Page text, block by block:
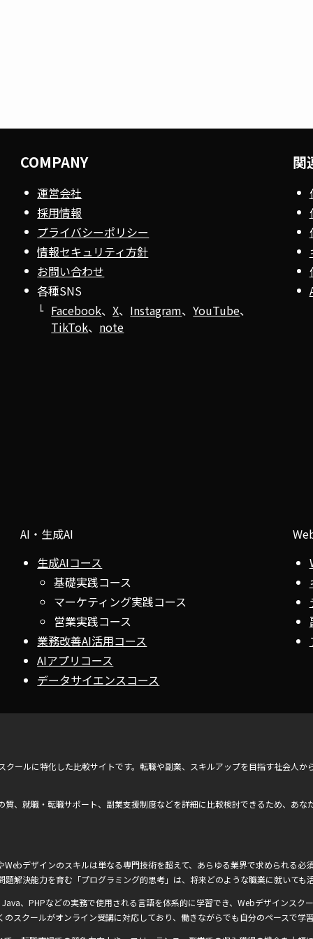
COMPANY
運営会社
採用情報
プライバシーポリシー
情報セキュリティ方針
お問い合わせ
各種SNS
Facebook、X、 Instagram、YouTube、
TikTok、 note
関
AI・生成AI
生成AIコース
基礎実践コース
マーケティング実践コース
営業実践コース
業務改善AI活用コース
AIアプリコース
データサイエンスコース
ールに特化した比較サイトです。転職や副業、スキルアップを目指す社会人
、就職・転職サポート、副業支援制度などを詳細に比較検討できるため、あ
デザインのスキルは単なる専門技術を超えて、あらゆる業界で求められる
解決能力を育む「プログラミング的思考」は、将来どのような職業に就いても
、PHPなどの実務で使用される言語を体系的に学習でき、Webデザインスク
スクールがオンライン受講に対応しており、働きながらでも自分のペースで学